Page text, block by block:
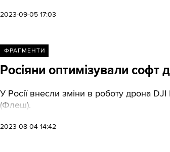
2023-09-05 17:03
ФРАГМЕНТИ
Росіяни оптимізували софт
У Росії внесли зміни в роботу дрона
(Флеш).
2023-08-04 14:42